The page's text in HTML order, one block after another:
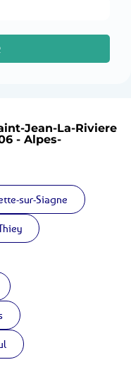
Jean-La-Riviere
- Alpes-
sur-Siagne